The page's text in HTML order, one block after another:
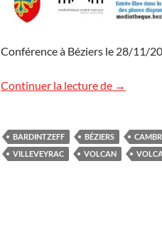
Conférence à Béziers le 28/11/
Continuer la lecture de Trois
→
BARDINTZEFF BÉZIERS
VILLEVEYRAC
VOLCAN